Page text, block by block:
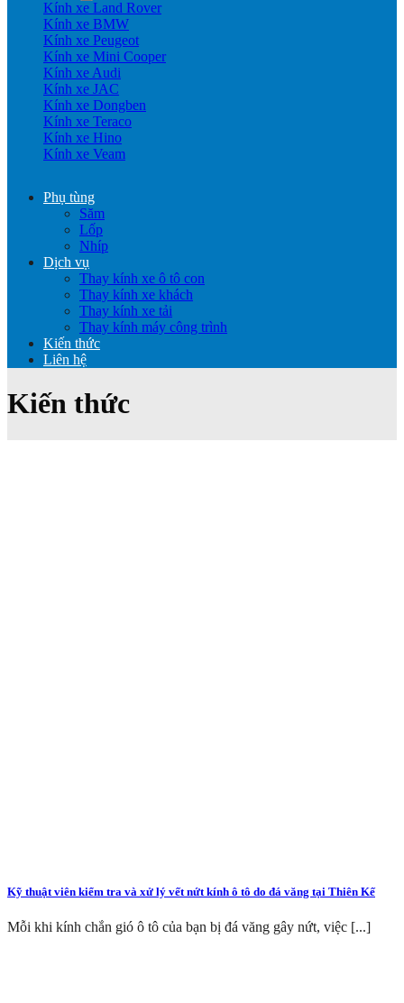
Kính xe Land Rover
Kính xe BMW
Kính xe Peugeot
Kính xe Mini Cooper
Kính xe Audi
Kính xe JAC
Kính xe Dongben
Kính xe Teraco
Kính xe Hino
Kính xe Veam
Phụ tùng
Săm
Lốp
Nhíp
Dịch vụ
Thay kính xe ô tô con
Thay kính xe khách
Thay kính xe tải
Thay kính máy công trình
Kiến thức
Liên hệ
Kiến thức
Kỹ thuật viên kiểm tra và xử lý vết nứt kính ô tô do đá văng tại Thiên Kế
Mỗi khi kính chắn gió ô tô của bạn bị đá văng gây nứt, việc [...]